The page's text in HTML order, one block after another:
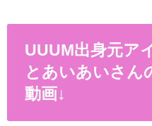
UUUM出身元ア
とあいあいさん
動画↓